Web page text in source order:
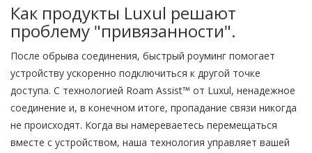
Как продукты Luxul решают
проблему "привязанности".
После обрыва соединения, быстрый роуминг помогает
устройству ускоренно подключиться к другой точке
доступа. С технологией Roam Assist™ от Luxul, ненадежное
соединение и, в конечном итоге, пропадание связи никогда
не происходят. Когда вы намереваетесь перемещаться
вместе с устройством, наша технология управляет вашей